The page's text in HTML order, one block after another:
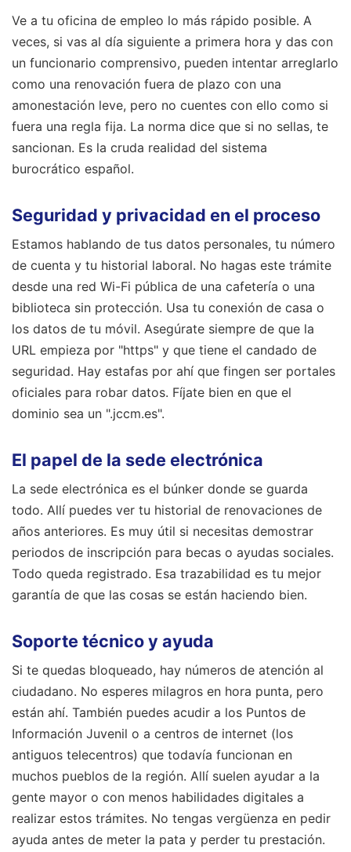
Ve a tu oficina de empleo lo más rápido posible. A
veces, si vas al día siguiente a primera hora y das con
un funcionario comprensivo, pueden intentar arreglarlo
como una renovación fuera de plazo con una
amonestación leve, pero no cuentes con ello como si
fuera una regla fija. La norma dice que si no sellas, te
sancionan. Es la cruda realidad del sistema
burocrático español.
Seguridad y privacidad en el proceso
Estamos hablando de tus datos personales, tu número
de cuenta y tu historial laboral. No hagas este trámite
desde una red Wi-Fi pública de una cafetería o una
biblioteca sin protección. Usa tu conexión de casa o
los datos de tu móvil. Asegúrate siempre de que la
URL empieza por "https" y que tiene el candado de
seguridad. Hay estafas por ahí que fingen ser portales
oficiales para robar datos. Fíjate bien en que el
dominio sea un ".jccm.es".
El papel de la sede electrónica
La sede electrónica es el búnker donde se guarda
todo. Allí puedes ver tu historial de renovaciones de
años anteriores. Es muy útil si necesitas demostrar
periodos de inscripción para becas o ayudas sociales.
Todo queda registrado. Esa trazabilidad es tu mejor
garantía de que las cosas se están haciendo bien.
Soporte técnico y ayuda
Si te quedas bloqueado, hay números de atención al
ciudadano. No esperes milagros en hora punta, pero
están ahí. También puedes acudir a los Puntos de
Información Juvenil o a centros de internet (los
antiguos telecentros) que todavía funcionan en
muchos pueblos de la región. Allí suelen ayudar a la
gente mayor o con menos habilidades digitales a
realizar estos trámites. No tengas vergüenza en pedir
ayuda antes de meter la pata y perder tu prestación.